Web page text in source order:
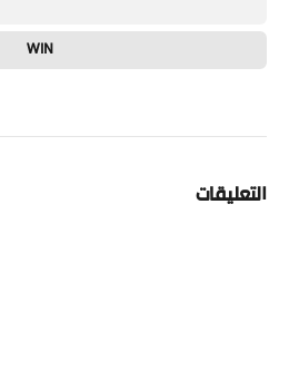
WIN
التعليقات